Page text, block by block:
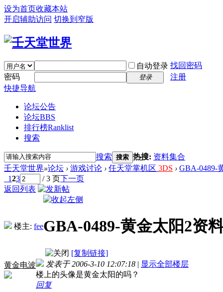
设为首页收藏本站
开启辅助访问 切换到窄版
自动登录 找回密码
密码
登录
注册
快捷导航
论坛公告
论坛BBS
排行榜Ranklist
搜索
搜索 搜索 热搜: 资料集合
壬天堂世界»论坛 › 游戏讨论 › 任天堂掌机区 3DS › GBA-0489-
123 / 3 页下一页
返回列表
楼主: feeGBA-0489-黄金太阳2资
[复制链接]
黄金电波
发表于 2006-3-10 12:07:18 | 显示全部楼层
楼上的头像是黄金太阳的吗？
回复